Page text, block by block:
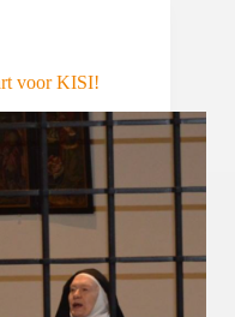
voor KISI!